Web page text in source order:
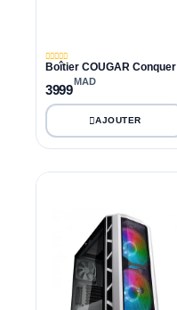
Boîtier COUGAR Conquer
3999
MAD